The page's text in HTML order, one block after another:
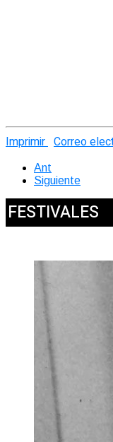
Imprimir Correo
Ant
Siguiente
FESTIVALES